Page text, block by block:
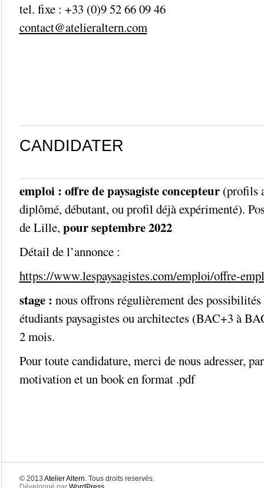
tel. fixe : +33 (0)9 52 66 09 46
contact@atelieraltern.com
CANDIDATER
emploi : offre de paysagiste concepteur(profils
diplômé, débutant, ou profil déjà expérimenté).
de Lille, pour septembre 2022
Détail de l’annonce :
https://www.lespaysagistes.com/emploi/offre-
stage : nous offrons régulièrement des possibilités
étudiants paysagistes ou architectes (BAC+3 à
2 mois.
Pour toute candidature, merci de nous adresser,
motivation et un book en format .pdf
© 2013 Atelier Altern. Tous droits reservés.